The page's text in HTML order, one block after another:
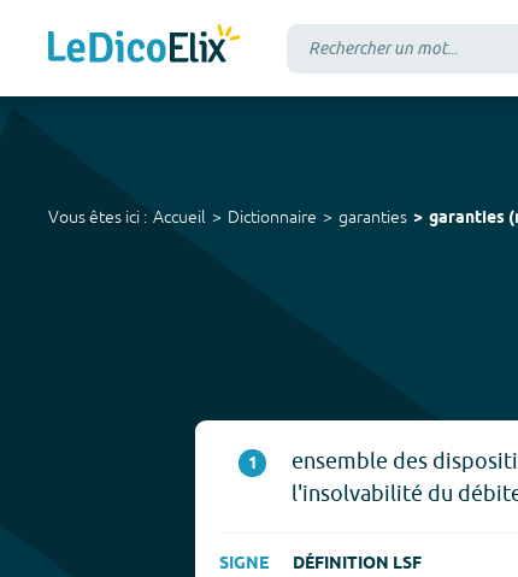
Vous êtes ici : Accueil Dictionnaire garanties garanties (
1
ensemble des
l'insolvabilité du
SIGNE DÉFINITION LSF